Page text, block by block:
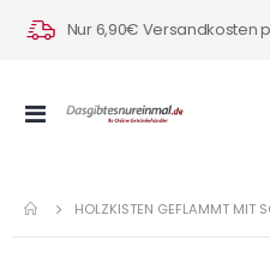
Nur 6,90€ Versandkosten
Navigation
HOLZKISTEN GEFLAMMT MIT